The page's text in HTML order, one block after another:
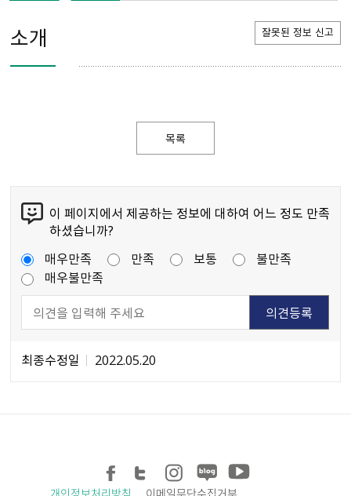
소개 잘못된 정보 신고
목록
이 페이지에서 제공하는 정보에 대하여 어느 정도 만족
하셨습니까?
매우만족
만족 보통
불만족
매우불만족
최종수정일 2022.05.20